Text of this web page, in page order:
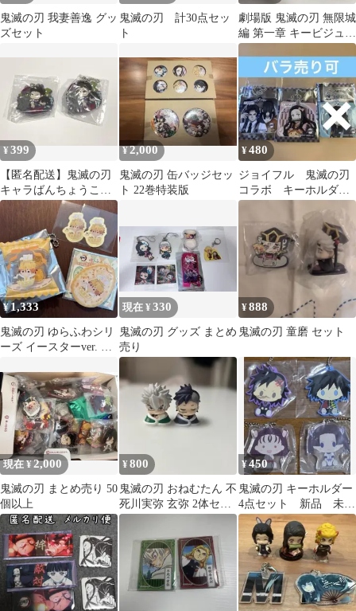
鬼滅の刃 我妻善逸 グッ
ズセット
鬼滅の刃 計30点セッ
ト
劇場版 鬼滅の刃 無限城
編 第一章 キービジュア
ル缶バッジセットA
¥399
【匿名配送】鬼滅の刃
キャラばんちょうこう
行冥 無一郎 無限城編 2
¥2,000
鬼滅の刃 缶バッジセッ
ト 22巻特装版
¥480
ジョイフル 鬼滅の刃
コラボ キーホルダー
2個 無惨・鳴女 禰豆子
¥1,333
鬼滅の刃 ゆらふわシリ
ーズ イースターver. 我
現在 ¥330
鬼滅の刃 グッズ まとめ
売り
¥888
鬼滅の刃 童磨 セット
現在 ¥2,000
鬼滅の刃 まとめ売り 50
個以上
¥800
鬼滅の刃 おねむたん 不
死川実弥 玄弥 2体セッ
ト
¥450
鬼滅の刃 キーホルダー
4点セット 新品 未使
用 映画 漫画 アニ